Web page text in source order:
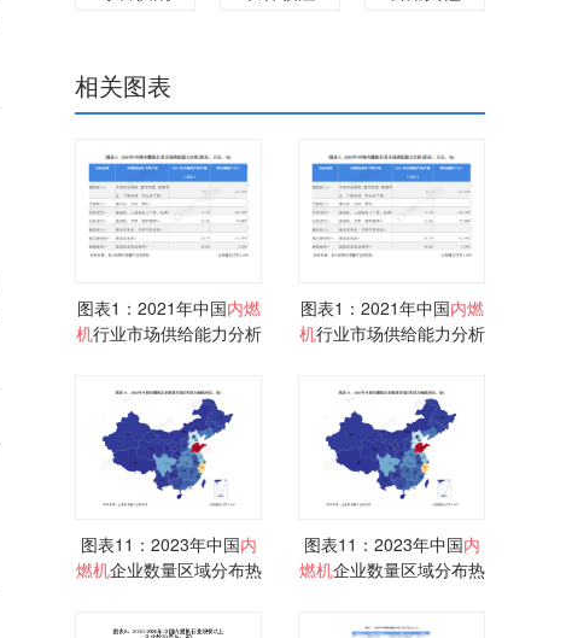
相关图表
图表1：2021年中国内燃
机行业市场供给能力分析
图表1：2021年中国内燃
机行业市场供给能力分析
图表11：2023年中国内
燃机企业数量区域分布热
图表11：2023年中国内
燃机企业数量区域分布热